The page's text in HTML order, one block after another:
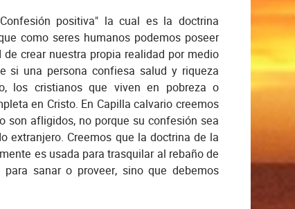
positiva" la cual es la doctrina
como seres humanos podemos poseer
crear nuestra propia realidad por medio
si una persona confiesa salud y riqueza
los cristianos que viven en pobreza o
en Cristo. En Capilla calvario creemos
son afligidos, no porque su confesión sea
extranjero. Creemos que la doctrina de la
es usada para trasquilar al rebaño de
sanar o proveer, sino que debemos